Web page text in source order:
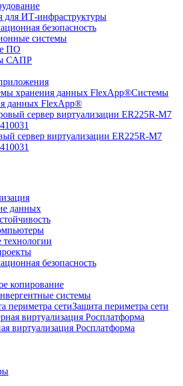
для ИТ-инфраструктуры
безопасность
системы
ПО
САПР
Системы
данных FlexApp®
сервер виртуализации ER225R-M7
данных
технологии
безопасность
копирование
системы
Защита периметра сети
виртуализация Росплатформа